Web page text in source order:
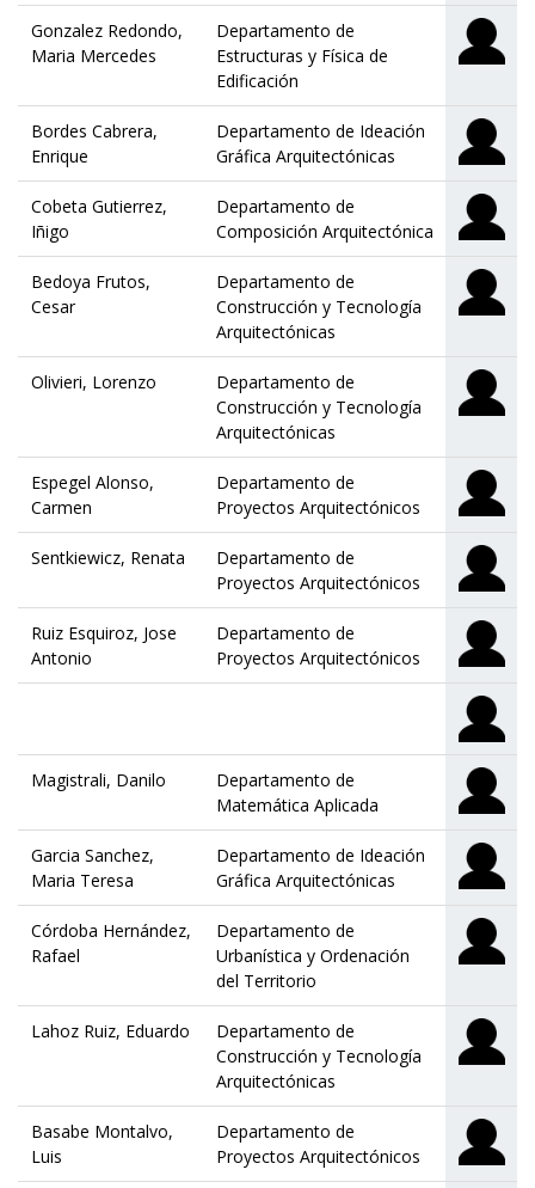
Gonzalez Redondo,
Maria Mercedes
Departamento de
Estructuras y Física de
Edificación
Bordes Cabrera,
Enrique
Departamento de Ideación
Gráfica Arquitectónicas
Cobeta Gutierrez,
Iñigo
Departamento de
Composición Arquitectónica
Bedoya Frutos,
Cesar
Departamento de
Construcción y Tecnología
Arquitectónicas
Olivieri, Lorenzo
Departamento de
Construcción y Tecnología
Arquitectónicas
Espegel Alonso,
Carmen
Departamento de
Proyectos Arquitectónicos
Sentkiewicz, Renata
Departamento de
Proyectos Arquitectónicos
Ruiz Esquiroz, Jose
Antonio
Departamento de
Proyectos Arquitectónicos
Magistrali, Danilo
Departamento de
Matemática Aplicada
Garcia Sanchez,
Maria Teresa
Departamento de Ideación
Gráfica Arquitectónicas
Córdoba Hernández,
Rafael
Departamento de
Urbanística y Ordenación
del Territorio
Lahoz Ruiz, Eduardo
Departamento de
Construcción y Tecnología
Arquitectónicas
Basabe Montalvo,
Luis
Departamento de
Proyectos Arquitectónicos